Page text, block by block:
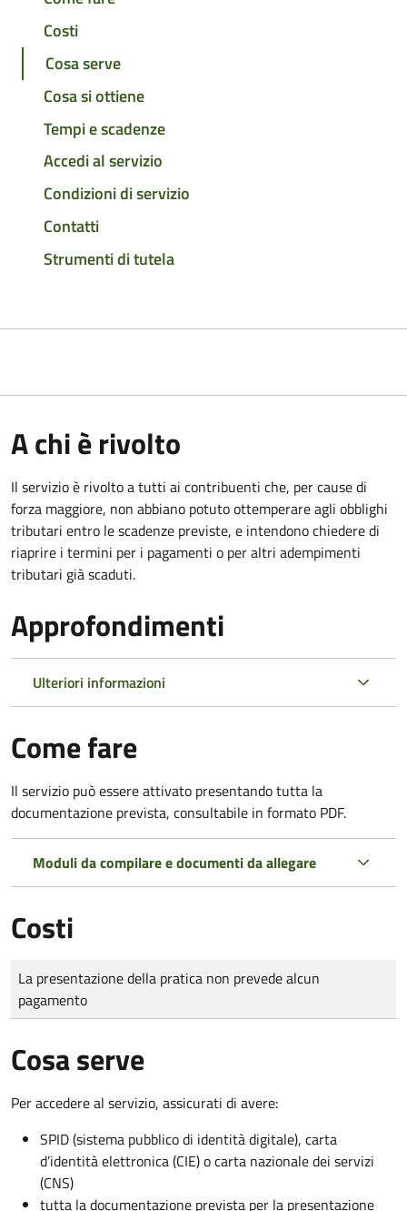
Costi
Cosa serve
Cosa si ottiene
Tempi e scadenze
Accedi al servizio
Condizioni di servizio
Contatti
Strumenti di tutela
A chi è rivolto
Il servizio è rivolto a tutti ai contribuenti che, per cause di
forza maggiore, non abbiano potuto ottemperare agli obblighi
tributari entro le scadenze previste, e intendono chiedere di
riaprire i termini per i pagamenti o per altri adempimenti
tributari già scaduti.
Approfondimenti
Ulteriori informazioni
Come fare
Il servizio può essere attivato presentando tutta la
documentazione prevista, consultabile in formato PDF.
Moduli da compilare e documenti da allegare
Costi
Tipo di pagamento
Importo
La presentazione della pratica non prevede alcun
pagamento
Cosa serve
Per accedere al servizio, assicurati di avere:
SPID (sistema pubblico di identità digitale), carta
d’identità elettronica (CIE) o carta nazionale dei servizi
(CNS)
tutta la documentazione prevista per la presentazione